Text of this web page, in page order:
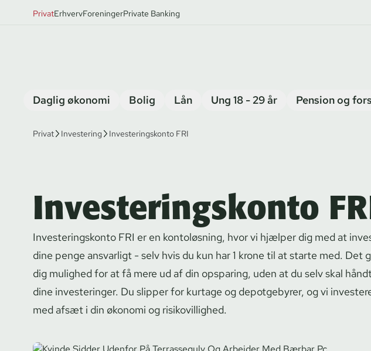
PrivatErhvervForeningerPrivate Banking
Daglig økonomi Bolig Lån Ung 18 - 29 år Pension og
Privat Investering Investeringskonto FRI
Investeringskonto
In­ve­ste­rings­kon­to FRI er en kontoløsning, hvor vi hjælper dig med at
dine penge ansvarligt - selv hvis du kun har 1 krone til at starte med. Det
dig mulighed for at få mere ud af din opsparing, uden at du selv skal
dine investeringer. Du slipper for kurtage og depotgebyrer, og vi
med afsæt i din økonomi og ri­si­ko­vil­lig­hed.